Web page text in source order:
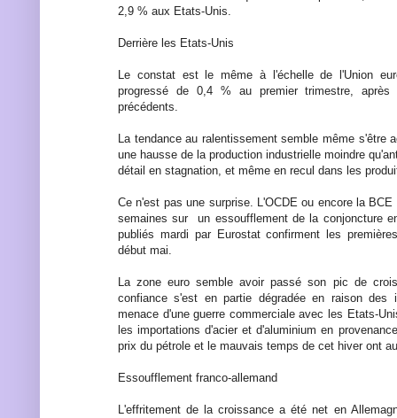
2,9 % aux Etats-Unis.
Derrière les Etats-Unis
Le constat est le même à l'échelle de l'Union
progressé de 0,4 % au premier trimestre,
précédents.
La tendance au ralentissement semble même s'être
une hausse de la production industrielle moindre
détail en stagnation, et même en recul dans les
Ce n'est pas une surprise. L'OCDE ou encore la
semaines sur un essoufflement de la conjoncture
publiés mardi par Eurostat confirment les
début mai.
La zone euro semble avoir passé son pic de
confiance s'est en partie dégradée en raison
menace d'une guerre commerciale avec les Etats-
les importations d'acier et d'aluminium en
prix du pétrole et le mauvais temps de cet hiver ont
Essoufflement franco-allemand
L'effritement de la croissance a été net en